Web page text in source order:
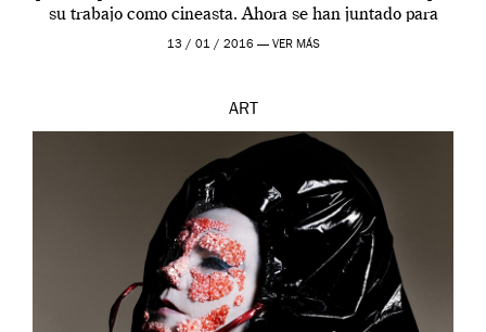
su trabajo como cineasta. Ahora se han juntado para
contarnos una […]
13 / 01 / 2016 — VER MÁS
ART